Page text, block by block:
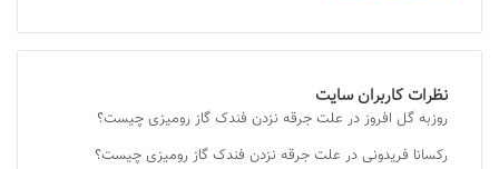
نظرات کاربران سایت
روزبه گل افروز در علت جرقه نزدن فندک گاز رومیزی چیست؟
رکسانا فریدونی در علت جرقه نزدن فندک گاز رومیزی چیست؟